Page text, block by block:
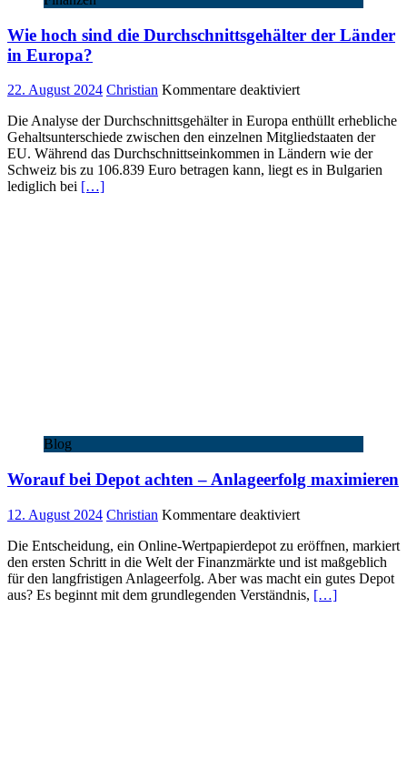
Wie hoch sind die Durchschnittsgehälter der Länder
in Europa?
22. August 2024 Christian Kommentare deaktiviertfür
hoch
sind
die
Die Analyse der Durchschnittsgehälter in Europa enthüllt erhebliche
Gehaltsunterschiede zwischen den einzelnen Mitgliedstaaten der
EU. Während das Durchschnittseinkommen in Ländern wie der
Schweiz bis zu 106.839 Euro betragen kann, liegt es in Bulgarien
lediglich bei […]
Blog
Worauf bei Depot achten – Anlageerfolg maximieren
12. August 2024 Christian Kommentare deaktiviertfür
bei
Depot
achten
–
Die Entscheidung, ein Online-Wertpapierdepot zu eröffnen, markiert
den ersten Schritt in die Welt der Finanzmärkte und ist maßgeblich
für den langfristigen Anlageerfolg. Aber was macht ein gutes Depot
aus? Es beginnt mit dem grundlegenden Verständnis, […]